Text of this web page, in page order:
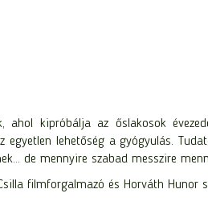
kipróbálja az őslakosok
lehetőség a gyógyulás.
de mennyire szabad messzire
filmforgalmazó és Horváth Hunor